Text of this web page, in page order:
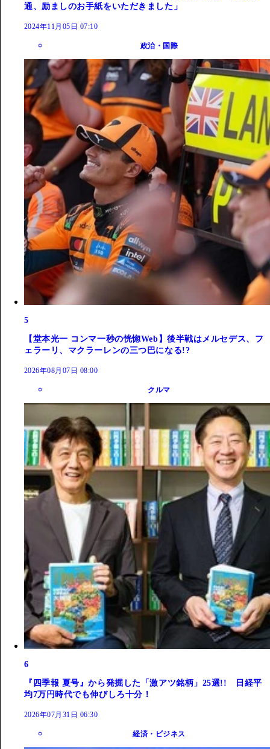
通、励ましのお手紙をいただきました」
2024年11月05日 07:10
政治・国際
5
【堂本光一 コンマ一秒の恍惚Web】後半戦はメルセデス、フ
ェラーリ、マクラーレンの三つ巴になる!?
2026年08月07日 08:00
クルマ
6
『四季報 夏号』から発掘した「激アツ銘柄」25選!! 日経平
均7万円時代でも伸びしろ十分！
2026年07月31日 06:30
経済・ビジネス